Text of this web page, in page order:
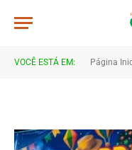
VOCÊ ESTÁ EM: Página
JWR_3675